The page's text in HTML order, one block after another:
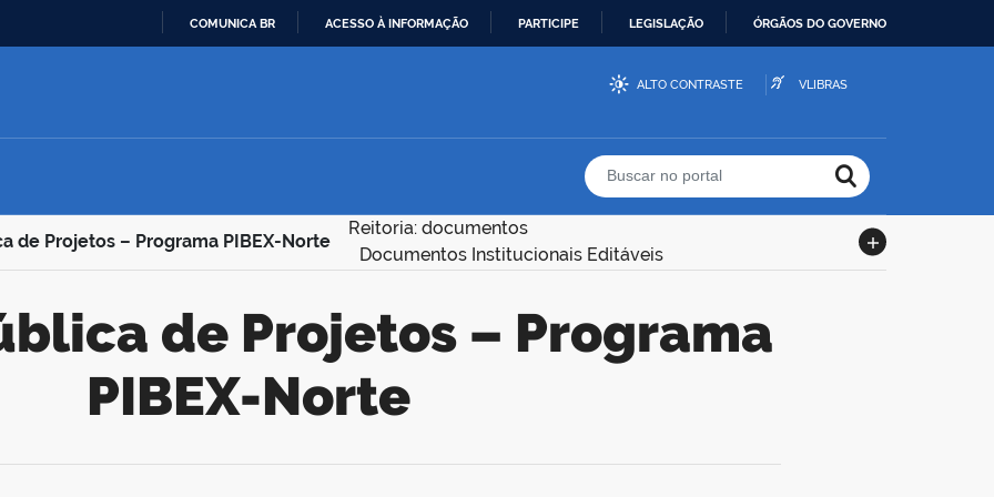
CONTEÚDO
COMUNICA BR ACESSO À INFORMAÇÃO PARTICIPE LEGISLAÇÃO ÓRGÃOS DO GOVERNO
ALTO CONTRASTE VLIBRAS
Buscar no portal
de Projetos – Programa PIBEX-Norte
Reitoria: documentos
Documentos Institucionais Editáveis
PIBEX-Norte